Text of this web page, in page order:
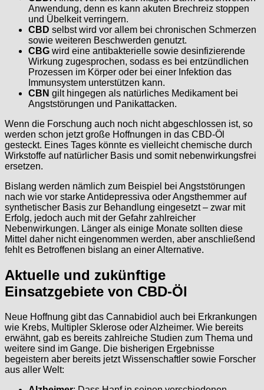
Anwendung, denn es kann akuten Brechreiz stoppen
und Übelkeit verringern.
CBD selbst wird vor allem bei chronischen Schmerzen
sowie weiteren Beschwerden genutzt.
CBG wird eine antibakterielle sowie desinfizierende
Wirkung zugesprochen, sodass es bei entzündlichen
Prozessen im Körper oder bei einer Infektion das
Immunsystem unterstützen kann.
CBN gilt hingegen als natürliches Medikament bei
Angststörungen und Panikattacken.
Wenn die Forschung auch noch nicht abgeschlossen ist, so
werden schon jetzt große Hoffnungen in das CBD-Öl
gesteckt. Eines Tages könnte es vielleicht chemische durch
Wirkstoffe auf natürlicher Basis und somit nebenwirkungsfrei
ersetzen.
Bislang werden nämlich zum Beispiel bei Angststörungen
nach wie vor starke Antidepressiva oder Angsthemmer auf
synthetischer Basis zur Behandlung eingesetzt – zwar mit
Erfolg, jedoch auch mit der Gefahr zahlreicher
Nebenwirkungen. Länger als einige Monate sollten diese
Mittel daher nicht eingenommen werden, aber anschließend
fehlt es Betroffenen bislang an einer Alternative.
Aktuelle und zukünftige
Einsatzgebiete von CBD-Öl
Neue Hoffnung gibt das Cannabidiol auch bei Erkrankungen
wie Krebs, Multipler Sklerose oder Alzheimer. Wie bereits
erwähnt, gab es bereits zahlreiche Studien zum Thema und
weitere sind im Gange. Die bisherigen Ergebnisse
begeistern aber bereits jetzt Wissenschaftler sowie Forscher
aus aller Welt: